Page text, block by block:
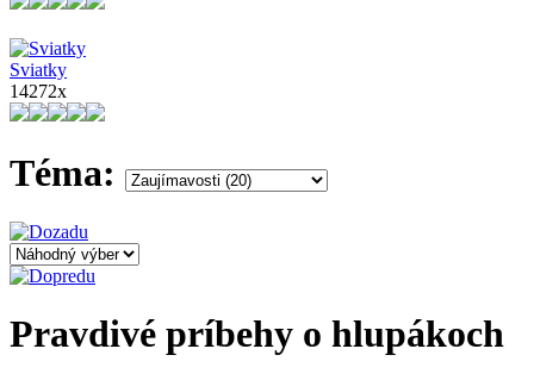
Sviatky
14272x
Téma:
Pravdivé príbehy o hlupákoch